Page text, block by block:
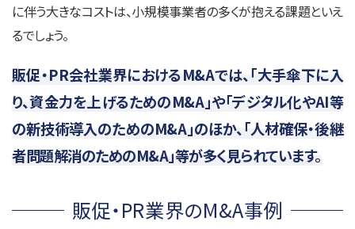
に伴う大きなコストは、小規模事業者の多くが抱える課題といえ
るでしょう。
販促・PR会社業界におけるM&Aでは、「大手傘下に入
り、資金力を上げるためのM&A」や「デジタル化やAI等
の新技術導入のためのM&A」のほか、「人材確保・後継
者問題解消のためのM&A」等が多く見られています。
販促・PR業界のM&A事例